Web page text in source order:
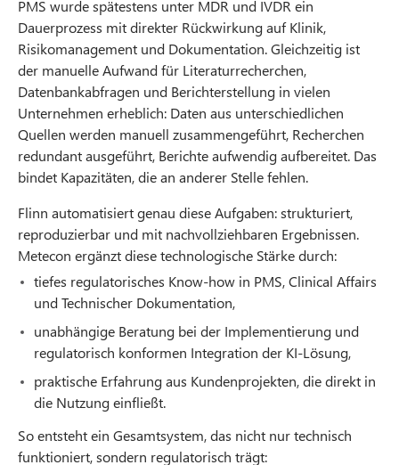
PMS wurde spätestens unter MDR und IVDR ein
Dauerprozess mit direkter Rückwirkung auf Klinik,
Risikomanagement und Dokumentation. Gleichzeitig ist
der manuelle Aufwand für Literaturrecherchen,
Datenbankabfragen und Berichterstellung in vielen
Unternehmen erheblich: Daten aus unterschiedlichen
Quellen werden manuell zusammengeführt, Recherchen
redundant ausgeführt, Berichte aufwendig aufbereitet. Das
bindet Kapazitäten, die an anderer Stelle fehlen.
Flinn automatisiert genau diese Aufgaben: strukturiert,
reproduzierbar und mit nachvollziehbaren Ergebnissen.
Metecon ergänzt diese technologische Stärke durch:
tiefes regulatorisches Know-how in PMS, Clinical Affairs
und Technischer Dokumentation,
unabhängige Beratung bei der Implementierung und
regulatorisch konformen Integration der KI-Lösung,
praktische Erfahrung aus Kundenprojekten, die direkt in
die Nutzung einfließt.
So entsteht ein Gesamtsystem, das nicht nur technisch
funktioniert, sondern regulatorisch trägt: